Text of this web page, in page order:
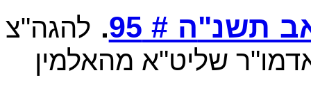
תשנ"ה # 95
. להגה"צ
שליט"א מהאלמין